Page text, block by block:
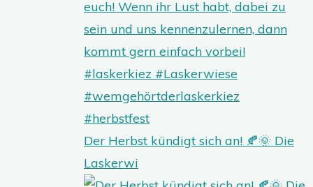
Der Herbst kündigt sich an! 🍂🌞 Die
Laskerwi